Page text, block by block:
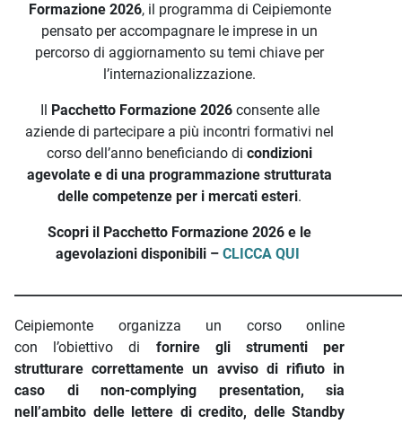
Formazione 2026, il programma di Ceipiemonte
pensato per accompagnare le imprese in un
percorso di aggiornamento su temi chiave per
l’internazionalizzazione.
Il Pacchetto Formazione 2026consente alle
aziende di partecipare a più incontri formativi nel
corso dell’anno beneficiando di condizioni
agevolate e di una programmazione strutturata
delle competenze per i mercati esteri.
Scopri il Pacchetto Formazione 2026 e le
agevolazioni disponibili – CLICCA QUI
Ceipiemonte organizza un corso online
con
l’obiettivo di fornire gli strumenti per
strutturare correttamente un avviso di rifiuto in
caso di non-complying presentation, sia
nell’ambito delle lettere di credito, delle Standby